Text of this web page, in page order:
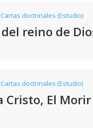
Cartas doctrinales (Estudio)
reino de
Cartas doctrinales (Estudio)
Cristo, El